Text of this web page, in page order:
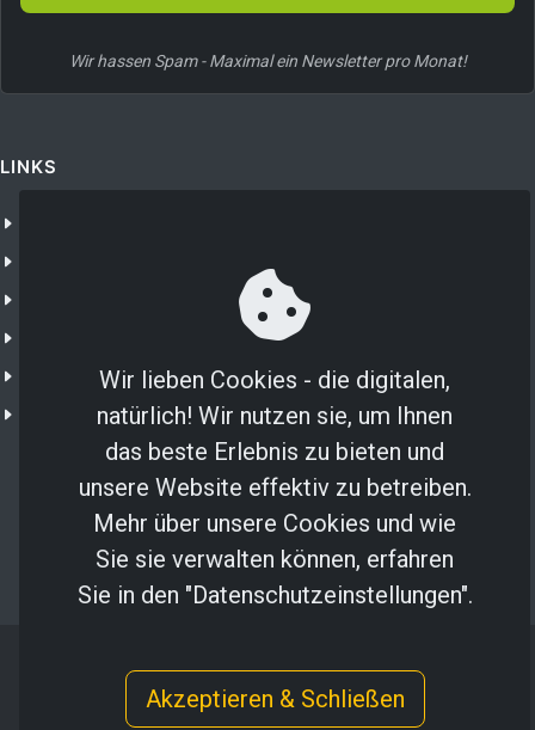
Wir hassen Spam - Maximal ein Newsletter pro Monat!
LINKS
IoT Portal
NXTGN Secure SIM
Copyright © 2024 NXTGN Solutions GmbH
Impressum / Datenschutz
Wir lieben Cookies - die digitalen,
natürlich! Wir nutzen sie, um Ihnen
das beste Erlebnis zu bieten und
unsere Website effektiv zu betreiben.
Mehr über unsere Cookies und wie
Sie sie verwalten können, erfahren
Sie in den "Datenschutzeinstellungen".
Akzeptieren & Schließen